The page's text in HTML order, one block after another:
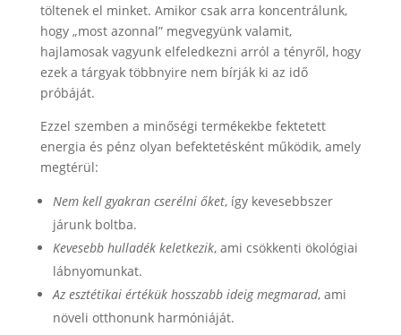
töltenek el minket. Amikor csak arra koncentrálunk,
hogy „most azonnal” megvegyünk valamit,
hajlamosak vagyunk elfeledkezni arról a tényről, hogy
ezek a tárgyak többnyire nem bírják ki az idő
próbáját.
Ezzel szemben a minőségi termékekbe fektetett
energia és pénz olyan befektetésként működik, amely
megtérül:
Nem kell gyakran cserélni őket, így kevesebbszer
járunk boltba.
Kevesebb hulladék keletkezik, ami csökkenti ökológiai
lábnyomunkat.
Az esztétikai értékük hosszabb ideig megmarad, ami
növeli otthonunk harmóniáját.